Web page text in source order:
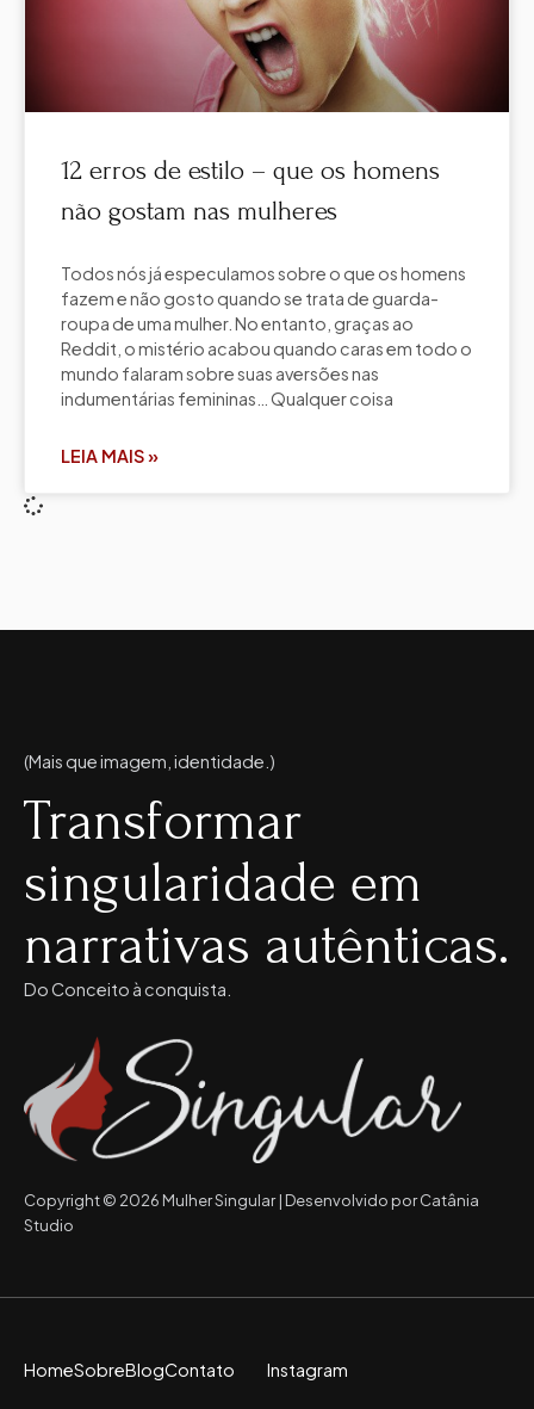
12 erros de estilo – que os homens
não gostam nas mulheres
Todos nós já especulamos sobre o que os homens
fazem e não gosto quando se trata de guarda-
roupa de uma mulher. No entanto, graças ao
Reddit, o mistério acabou quando caras em todo o
mundo falaram sobre suas aversões nas
indumentárias femininas… Qualquer coisa
LEIA MAIS »
(Mais que imagem, identidade.)
Transformar
singularidade em
narrativas autênticas.
Do Conceito à conquista.
Copyright © 2026 Mulher Singular | Desenvolvido por Catânia
Studio
HomeSobreBlogContato Instagram